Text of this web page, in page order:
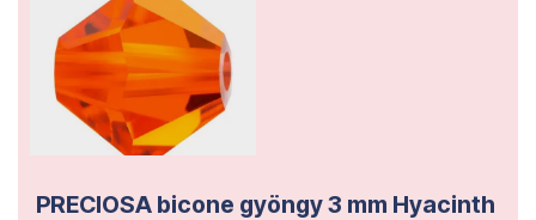
PRECIOSA bicone gyöngy 3 mm Hyacinth